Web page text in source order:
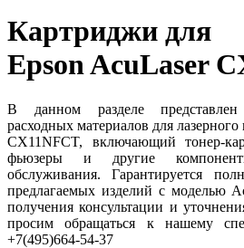
Картриджи для
Epson AcuLaser
В данном разделе
расходных материалов для
CX11NFCT, включающий тонер-
фьюзеры и другие
обслуживания. Гарантируется
предлагаемых изделий с моделью
получения консультации и
просим обращаться к нашему
+7(495)664-54-37